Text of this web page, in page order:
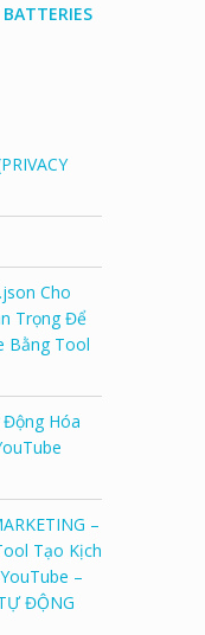
Cho
Trọng Để
Bằng Tool
Hóa
–
Tạo Kịch
–
ĐỘNG